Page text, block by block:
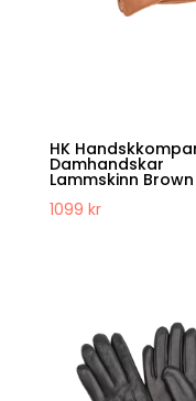
HK
Damhandskar
Lammskinn Brown
1099 kr